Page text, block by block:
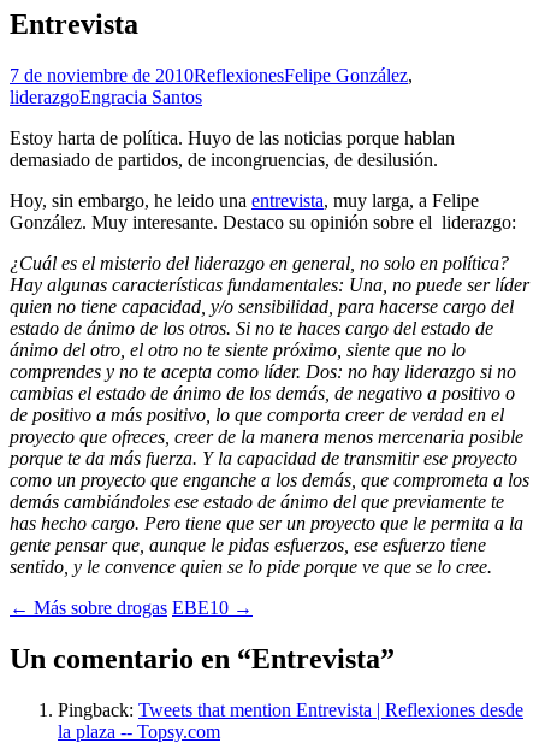
Entrevista
7 de noviembre de 2010ReflexionesFelipe González,
liderazgoEngracia Santos
Estoy harta de política. Huyo de las noticias porque hablan
demasiado de partidos, de incongruencias, de desilusión.
Hoy, sin embargo, he leido una entrevista, muy larga, a Felipe
González. Muy interesante. Destaco su opinión sobre el liderazgo:
¿Cuál es el misterio del liderazgo en general, no solo en política?
Hay algunas características fundamentales: Una, no puede ser líder
quien no tiene capacidad, y/o sensibilidad, para hacerse cargo del
estado de ánimo de los otros. Si no te haces cargo del estado de
ánimo del otro, el otro no te siente próximo, siente que no lo
comprendes y no te acepta como líder. Dos: no hay liderazgo si no
cambias el estado de ánimo de los demás, de negativo a positivo o
de positivo a más positivo, lo que comporta creer de verdad en el
proyecto que ofreces, creer de la manera menos mercenaria posible
porque te da más fuerza. Y la capacidad de transmitir ese proyecto
como un proyecto que enganche a los demás, que comprometa a los
demás cambiándoles ese estado de ánimo del que previamente te
has hecho cargo. Pero tiene que ser un proyecto que le permita a la
gente pensar que, aunque le pidas esfuerzos, ese esfuerzo tiene
sentido, y le convence quien se lo pide porque ve que se lo cree.
Navegación
de
entradas
← Más sobre drogas EBE10 →
Un comentario en “Entrevista”
Pingback: Tweets that mention Entrevista | Reflexiones desde
la plaza -- Topsy.com